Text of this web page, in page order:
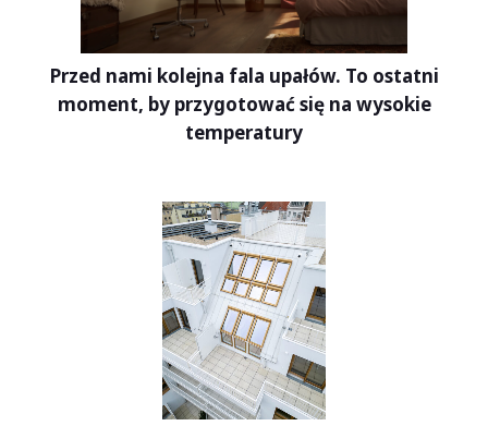
Przed nami kolejna fala upałów. To ostatni
moment, by przygotować się na wysokie
temperatury